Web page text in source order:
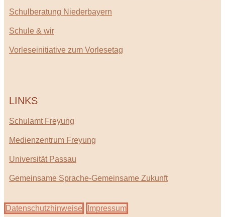
Schulberatung Niederbayern
Schule & wir
Vorleseinitiative zum Vorlesetag
LINKS
Schulamt Freyung
Medienzentrum Freyung
Universität Passau
Gemeinsame Sprache-Gemeinsame Zukunft
Datenschutzhinweise Impressum